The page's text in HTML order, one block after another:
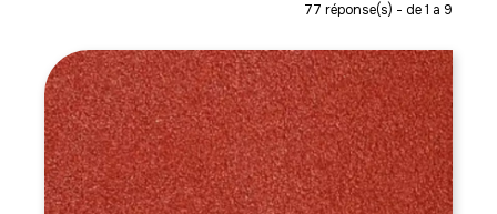
77 réponse(s) - de 1 a 9